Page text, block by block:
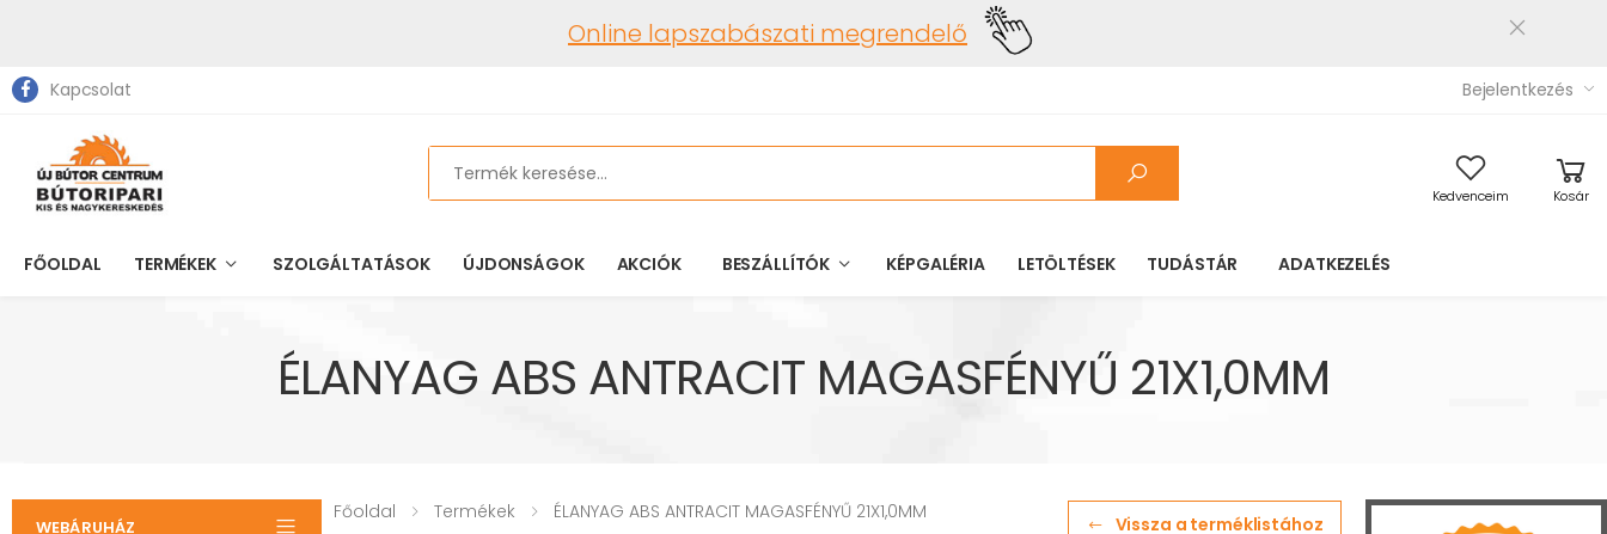
Online lapszabászati megrendelő
Kapcsolat Bejelentkezés
Search
Kedvenceim Kosár
FŐOLDAL TERMÉKEK SZOLGÁLTATÁSOK ÚJDONSÁGOK AKCIÓK BESZÁLLÍTÓK KÉPGALÉRIA LETÖLTÉSEK TUDÁSTÁR ADATKEZELÉS
ÉLANYAG ABS ANTRACIT MAGASFÉNYŰ 21X1,0MM
WEBÁRUHÁZ
Főoldal Termékek ÉLANYAG ABS ANTRACIT MAGASFÉNYŰ 21X1,0MM
Vissza a terméklistához